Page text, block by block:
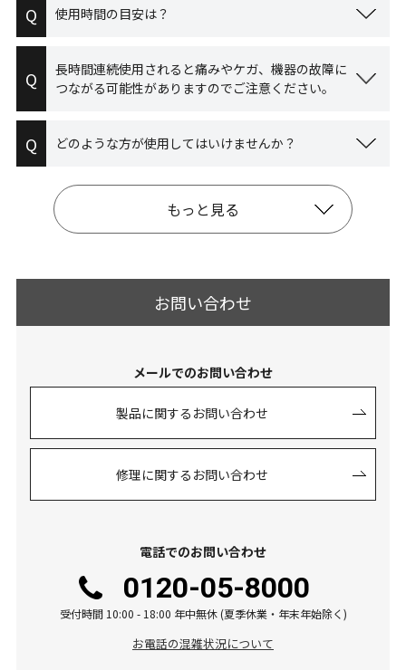
Q 使用時間の目安は？
Q
長時間連続使用されると痛みやケガ、機器の故障に
つながる可能性がありますのでご注意ください。
Q どのような方が使用してはいけませんか？
もっと見る
お問い合わせ
メールでのお問い合わせ
製品に関するお問い合わせ
修理に関するお問い合わせ
電話でのお問い合わせ
0120-05-8000
受付時間 10:00 - 18:00 年中無休 (夏季休業・年末年始除く)
お電話の混雑状況について